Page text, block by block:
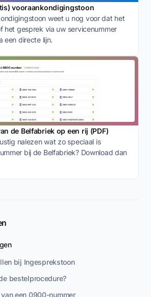
bij Ingesprekstoon
bestelprocedure?
een 0900-nummer
vooraankondigingstoon
weet u nog voor dat het
het gesprek via uw servicenummer
een directe lijn.
de Belfabriek op een rij (PDF)
nalezen wat zo speciaal is
bij de Belfabriek? Download dan